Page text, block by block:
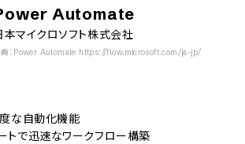
Automate
本マイクロソフト株式会社
典：Power Automate https://flow.microsoft.com/ja-jp/
な自動化機能
トで迅速なワークフロー構築